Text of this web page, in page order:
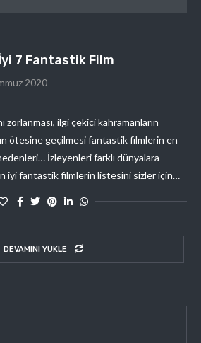
7 Fantastik Film
2020
zorlanması, ilgi çekici kahramanların
ötesine geçilmesi fantastik filmlerin en
İzleyenleri farklı dünyalara
iyi fantastik filmlerin listesini sizler için…
DEVAMINI YÜKLE